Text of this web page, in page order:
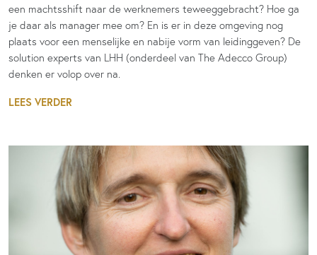
een machtsshift naar de werknemers teweeggebracht? Hoe ga
je daar als manager mee om? En is er in deze omgeving nog
plaats voor een menselijke en nabije vorm van leidinggeven? De
solution experts van LHH (onderdeel van The Adecco Group)
denken er volop over na.
LEES VERDER